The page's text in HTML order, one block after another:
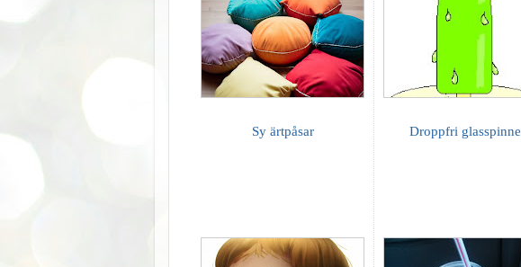
Sy ärtpåsar Droppfri glasspinne